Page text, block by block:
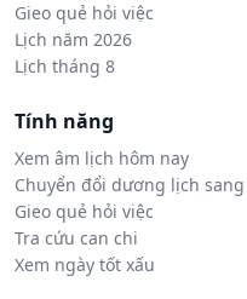
Gieo quẻ hỏi việc
Lịch năm 2026
Lịch tháng 8
Tính năng
Xem âm lịch hôm nay
Chuyển đổi dương lịch
Gieo quẻ hỏi việc
Tra cứu can chi
Xem ngày tốt xấu